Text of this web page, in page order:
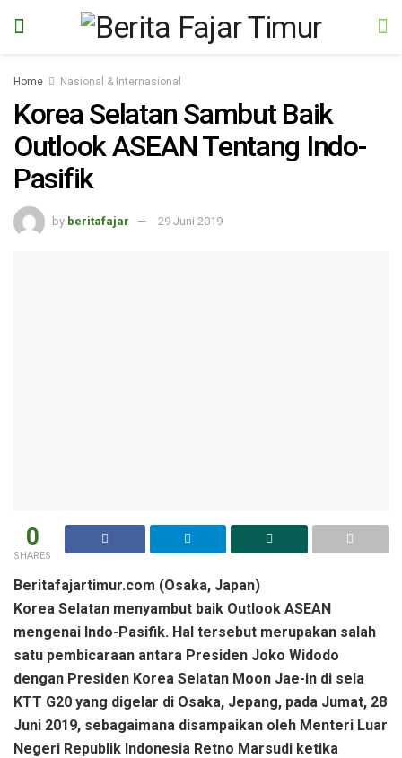
Home Nasional & Internasional
Korea Selatan Sambut Baik
Outlook ASEAN Tentang Indo-
Pasifik
by beritafajar 29 Juni 2019
0
SHARES
Beritafajartimur.com (Osaka, Japan)
Korea Selatan menyambut baik Outlook ASEAN
mengenai Indo-Pasifik. Hal tersebut merupakan salah
satu pembicaraan antara Presiden Joko Widodo
dengan Presiden Korea Selatan Moon Jae-in di sela
KTT G20 yang digelar di Osaka, Jepang, pada Jumat, 28
Juni 2019, sebagaimana disampaikan oleh Menteri Luar
Negeri Republik Indonesia Retno Marsudi ketika